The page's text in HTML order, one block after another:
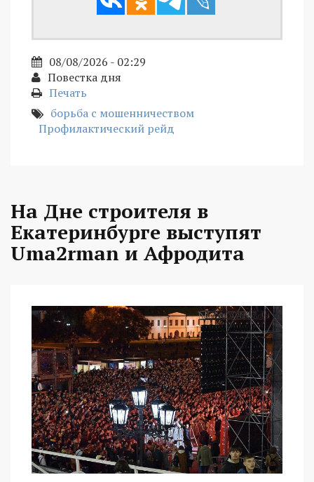
08/08/2026 - 02:29
Повестка дня
Печать
борьба с мошенничеством
Профилактический рейд
На Дне строителя в
Екатеринбурге выступят
Uma2rman и Афродита